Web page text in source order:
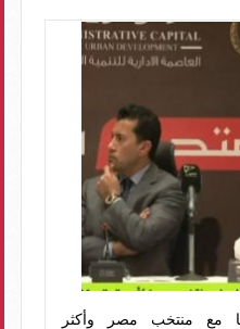
مع منتخب مصر وأكثر